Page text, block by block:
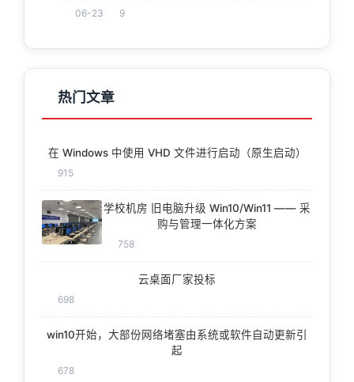
06-23 9
热门文章
在 Windows 中使用 VHD 文件进行启动（原生启动）
915
学校机房 旧电脑升级 Win10/Win11 —— 采
购与管理一体化方案
758
云桌面厂家投标
698
win10开始，大部份网络堵塞由系统或软件自动更新引
起
678